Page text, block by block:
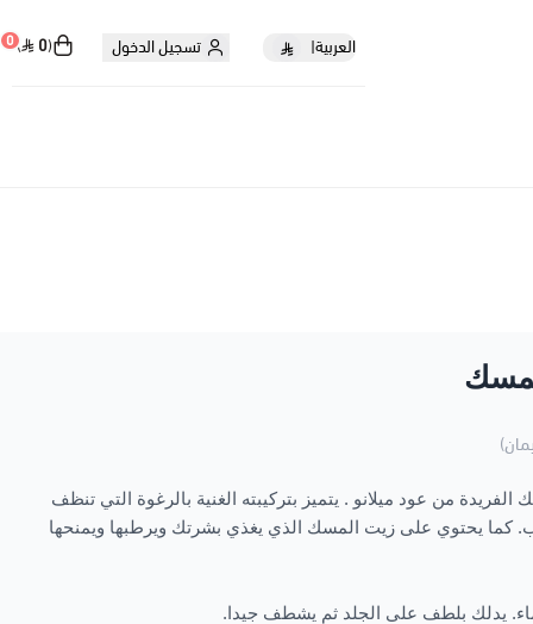
العربية| تسجيل الدخول 0 0
الفريدة من عود ميلانو . يتميز بتركيبته الغنية بالرغوة التي تنظف
كما يحتوي على زيت المسك الذي يغذي بشرتك ويرطبها ويمنحها
يدلك بلطف على الجلد ثم يشطف جيدا.